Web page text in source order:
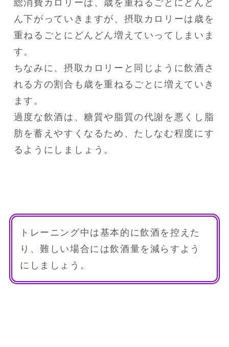
総消費カロリーは、歳を重ねるごとにどんど
ん下がっていきますが、摂取カロリーは歳を
重ねるごとにどんどん増えていってしまいま
す。
ちなみに、摂取カロリーと同じように飲酒さ
れる方の割合も歳を重ねるごとに増えていき
ます。
過度な飲酒は、糖質や脂質の代謝を悪くし脂
肪を蓄えやすくなるため、たしなむ程度にす
るようにしましょう。
トレーニング中は基本的に飲酒を控えた
り、難しい場合には飲酒量を減らすよう
にしましょう。